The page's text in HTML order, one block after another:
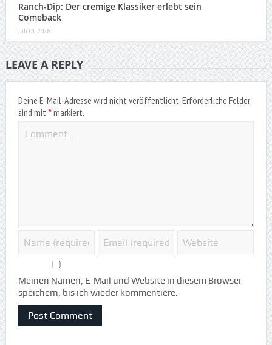
Ranch-Dip: Der cremige Klassiker erlebt sein
Comeback
Juli 01, 2026
LEAVE A REPLY
Deine E-Mail-Adresse wird nicht veröffentlicht.Erforderliche Felder
sind mit *markiert.
Meinen Namen, E-Mail und Website in diesem Browser
speichern, bis ich wieder kommentiere.